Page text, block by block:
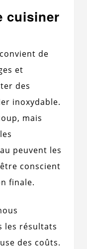
cuisiner
de
et
des
inoxydable.
mais
peuvent les
conscient
finale.
les résultats
des coûts.